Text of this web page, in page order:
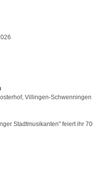
Villingen-Schwenningen
Stadtmusikanten" feiert ihr